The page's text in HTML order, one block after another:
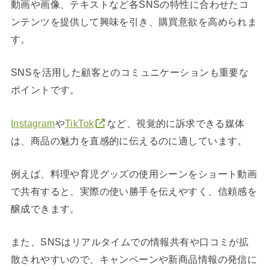
動画や画像、テキストなど各SNSの特性に合わせたコ
ンテンツを提供して興味を引き、購買意欲を高められま
す。
SNSを活用した顧客とのコミュニケーションも重要な
ポイントです。
InstagramやTikTok
など、視覚的に訴求できる媒体
は、商品の魅力を直感的に伝えるのに適しています。
例えば、料理や育児グッズの使用シーンをショート動画
で共有すると、実際の使い勝手を伝えやすく、信頼感を
醸成できます。
また、SNSはリアルタイムでの情報共有や口コミが拡
散されやすいので、キャンペーンや新商品情報の発信に